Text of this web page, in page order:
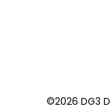
©2026 DG3